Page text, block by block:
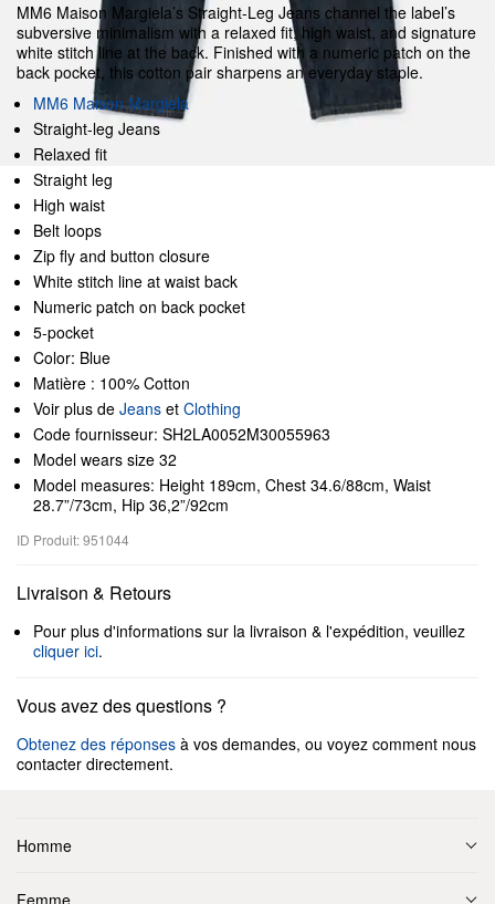
MM6 Maison Margiela’s Straight-Leg Jeans channel the label’s
subversive minimalism with a relaxed fit, high waist, and signature
white stitch line at the back. Finished with a numeric patch on the
back pocket, this cotton pair sharpens an everyday staple.
MM6 Maison Margiela
Straight-leg Jeans
Relaxed fit
Straight leg
High waist
Belt loops
Zip fly and button closure
White stitch line at waist back
Numeric patch on back pocket
5-pocket
Color: Blue
Matière : 100% Cotton
Voir plus de Jeans et Clothing
Code fournisseur: SH2LA0052M30055963
Model wears size 32
Model measures: Height 189cm, Chest 34.6/88cm, Waist
28.7”/73cm, Hip 36,2”/92cm
ID Produit: 951044
Livraison & Retours
Pour plus d'informations sur la livraison & l'expédition, veuillez
cliquer ici.
Vous avez des questions ?
Obtenez des réponses à vos demandes, ou voyez comment nous
contacter directement.
Homme
Femme